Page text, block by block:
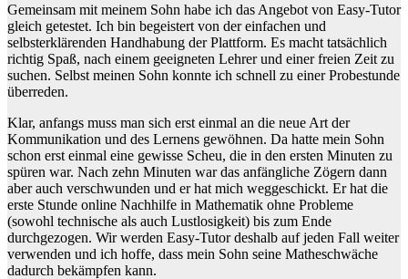
Gemeinsam mit meinem Sohn habe ich das Angebot von Easy-Tutor
gleich getestet. Ich bin begeistert von der einfachen und
selbsterklärenden Handhabung der Plattform. Es macht tatsächlich
richtig Spaß, nach einem geeigneten Lehrer und einer freien Zeit zu
suchen. Selbst meinen Sohn konnte ich schnell zu einer Probestunde
überreden.
Klar, anfangs muss man sich erst einmal an die neue Art der
Kommunikation und des Lernens gewöhnen. Da hatte mein Sohn
schon erst einmal eine gewisse Scheu, die in den ersten Minuten zu
spüren war. Nach zehn Minuten war das anfängliche Zögern dann
aber auch verschwunden und er hat mich weggeschickt. Er hat die
erste Stunde online Nachhilfe in Mathematik ohne Probleme
(sowohl technische als auch Lustlosigkeit) bis zum Ende
durchgezogen. Wir werden Easy-Tutor deshalb auf jeden Fall weiter
verwenden und ich hoffe, dass mein Sohn seine Matheschwäche
dadurch bekämpfen kann.